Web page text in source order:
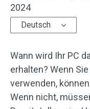
2024
Deutsch
Wann wird Ihr PC
erhalten? Wenn
verwenden,
Wenn nicht,